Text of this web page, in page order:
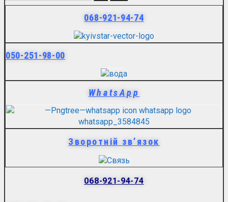
068-921-94-74
050-251-98-00
WhatsApp
Зворотній зв’язок
068-921-94-74